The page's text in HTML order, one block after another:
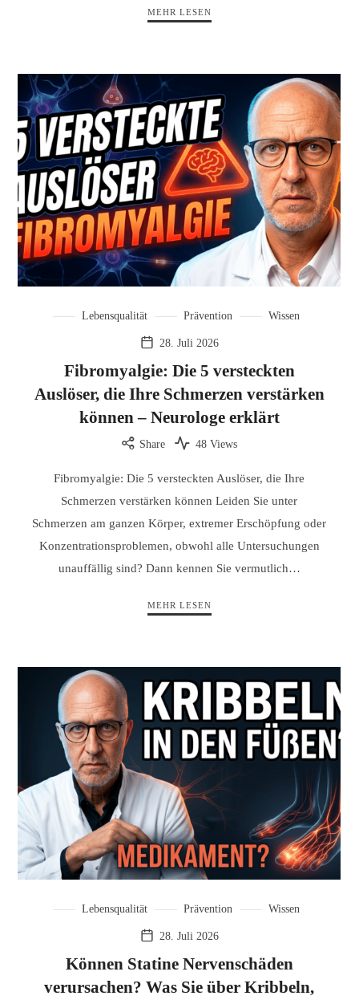
MEHR LESEN
Lebensqualität Prävention Wissen
28. Juli 2026
Fibromyalgie: Die 5 versteckten
Auslöser, die Ihre Schmerzen verstärken
können – Neurologe erklärt
Share 48 Views
Fibromyalgie: Die 5 versteckten Auslöser, die Ihre
Schmerzen verstärken können Leiden Sie unter
Schmerzen am ganzen Körper, extremer Erschöpfung oder
Konzentrationsproblemen, obwohl alle Untersuchungen
unauffällig sind? Dann kennen Sie vermutlich…
MEHR LESEN
Lebensqualität Prävention Wissen
28. Juli 2026
Können Statine Nervenschäden
verursachen? Was Sie über Kribbeln,